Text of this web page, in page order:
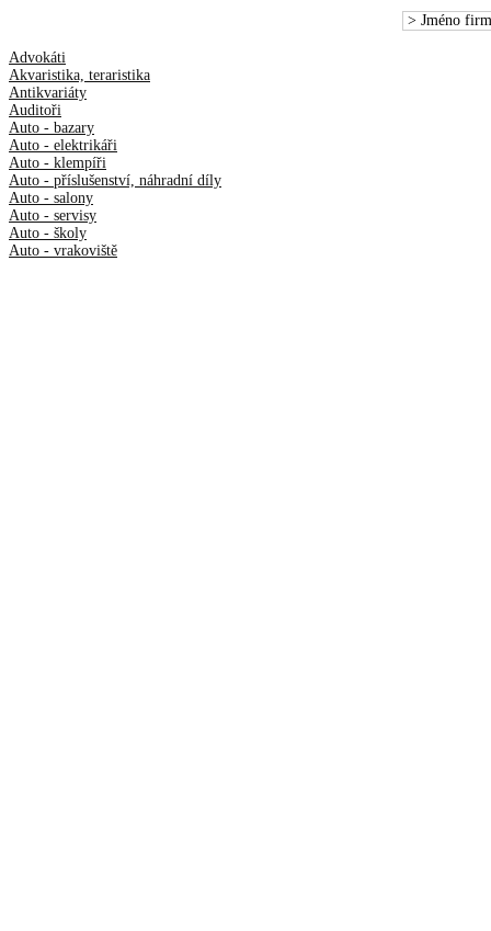
Advokáti
Akvaristika, teraristika
Antikvariáty
Auditoři
Auto - bazary
Auto - elektrikáři
Auto - klempíři
Auto - příslušenství, náhradní díly
Auto - salony
Auto - servisy
Auto - školy
Auto - vrakoviště